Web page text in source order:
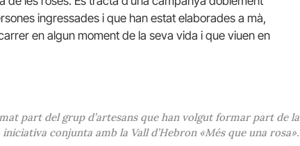
ingressades i que han estat elaborades a mà,
en algun moment de la seva vida i que viuen en
part del grup d’artesans que han volgut formar part de la
iniciativa conjunta amb la Vall d’Hebron «Més que una rosa».